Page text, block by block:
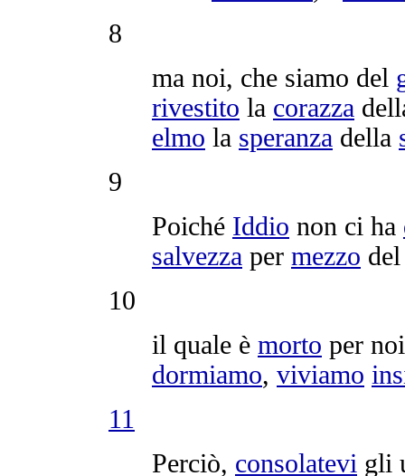
8
ma noi, che siamo del
rivestito la corazza
elmo la speranza della
9
Poiché Iddio non ci ha
salvezza per mezzo
10
il quale è morto per
dormiamo, viviamo
11
Perciò, consolatevi gli